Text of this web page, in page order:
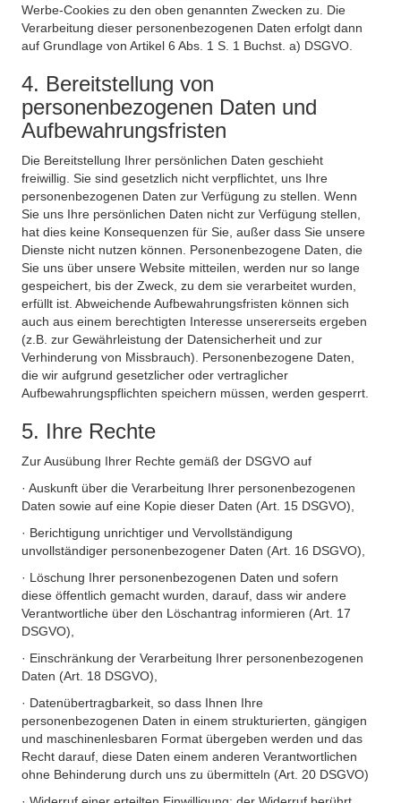
Werbe-Cookies zu den oben genannten Zwecken zu. Die
Verarbeitung dieser personenbezogenen Daten erfolgt dann
auf Grundlage von Artikel 6 Abs. 1 S. 1 Buchst. a) DSGVO.
4. Bereitstellung von
personenbezogenen Daten und
Aufbewahrungsfristen
Die Bereitstellung Ihrer persönlichen Daten geschieht
freiwillig. Sie sind gesetzlich nicht verpflichtet, uns Ihre
personenbezogenen Daten zur Verfügung zu stellen. Wenn
Sie uns Ihre persönlichen Daten nicht zur Verfügung stellen,
hat dies keine Konsequenzen für Sie, außer dass Sie unsere
Dienste nicht nutzen können. Personenbezogene Daten, die
Sie uns über unsere Website mitteilen, werden nur so lange
gespeichert, bis der Zweck, zu dem sie verarbeitet wurden,
erfüllt ist. Abweichende Aufbewahrungsfristen können sich
auch aus einem berechtigten Interesse unsererseits ergeben
(z.B. zur Gewährleistung der Datensicherheit und zur
Verhinderung von Missbrauch). Personenbezogene Daten,
die wir aufgrund gesetzlicher oder vertraglicher
Aufbewahrungspflichten speichern müssen, werden gesperrt.
5. Ihre Rechte
Zur Ausübung Ihrer Rechte gemäß der DSGVO auf
· Auskunft über die Verarbeitung Ihrer personenbezogenen
Daten sowie auf eine Kopie dieser Daten (Art. 15 DSGVO),
· Berichtigung unrichtiger und Vervollständigung
unvollständiger personenbezogener Daten (Art. 16 DSGVO),
· Löschung Ihrer personenbezogenen Daten und sofern
diese öffentlich gemacht wurden, darauf, dass wir andere
Verantwortliche über den Löschantrag informieren (Art. 17
DSGVO),
· Einschränkung der Verarbeitung Ihrer personenbezogenen
Daten (Art. 18 DSGVO),
· Datenübertragbarkeit, so dass Ihnen Ihre
personenbezogenen Daten in einem strukturierten, gängigen
und maschinenlesbaren Format übergeben werden und das
Recht darauf, diese Daten einem anderen Verantwortlichen
ohne Behinderung durch uns zu übermitteln (Art. 20 DSGVO)